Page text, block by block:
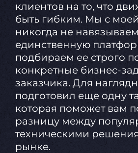
клиентов на то, что
быть гибким. Мы с
никогда не
единственную
подбираем ее строго
конкретные бизнес-
заказчика. Для
подготовил еще одну
которая поможет вам
разницу между
техническими
рынке.